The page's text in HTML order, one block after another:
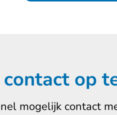
op
mogelijk contact